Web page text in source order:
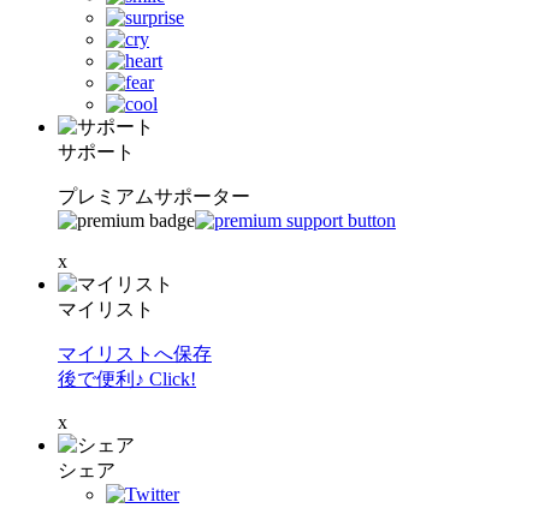
サポート
プレミアムサポーター
x
マイリスト
マイリストへ保存
後で便利♪ Click!
x
シェア